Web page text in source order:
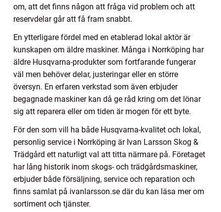
om, att det finns någon att fråga vid problem och att
reservdelar går att få fram snabbt.
En ytterligare fördel med en etablerad lokal aktör är
kunskapen om äldre maskiner. Många i Norrköping har
äldre Husqvarna-produkter som fortfarande fungerar
väl men behöver delar, justeringar eller en större
översyn. En erfaren verkstad som även erbjuder
begagnade maskiner kan då ge råd kring om det lönar
sig att reparera eller om tiden är mogen för ett byte.
För den som vill ha både Husqvarna-kvalitet och lokal,
personlig service i Norrköping är Ivan Larsson Skog &
Trädgård ett naturligt val att titta närmare på. Företaget
har lång historik inom skogs- och trädgårdsmaskiner,
erbjuder både försäljning, service och reparation och
finns samlat på ivanlarsson.se där du kan läsa mer om
sortiment och tjänster.